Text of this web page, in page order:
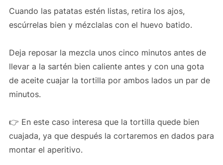
Cuando las patatas estén listas, retira los ajos,
escúrrelas bien y mézclalas con el huevo batido.
Deja reposar la mezcla unos cinco minutos antes de
llevar a la sartén bien caliente antes y con una gota
de aceite cuajar la tortilla por ambos lados un par de
minutos.
👉 En este caso interesa que la tortilla quede bien
cuajada, ya que después la cortaremos en dados para
montar el aperitivo.